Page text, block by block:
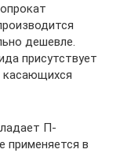
дешевле.
присутствует
касающихся
П-
применяется в